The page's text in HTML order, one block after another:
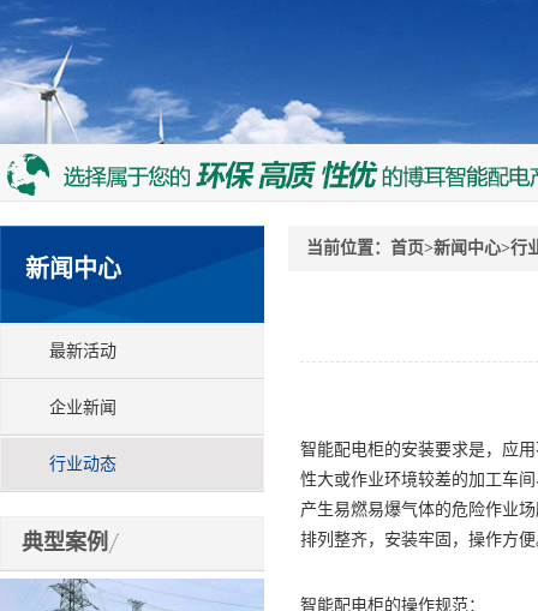
新闻中心
最新活动
企业新闻
行业动态
典型案例
当前位置： 首页>新闻中心>行
智能配电柜的安装要求是，应
性大或作业环境较差的加工车
产生易燃易爆气体的危险作业
排列整齐，安装牢固，操作方
智能配电柜的操作规范：